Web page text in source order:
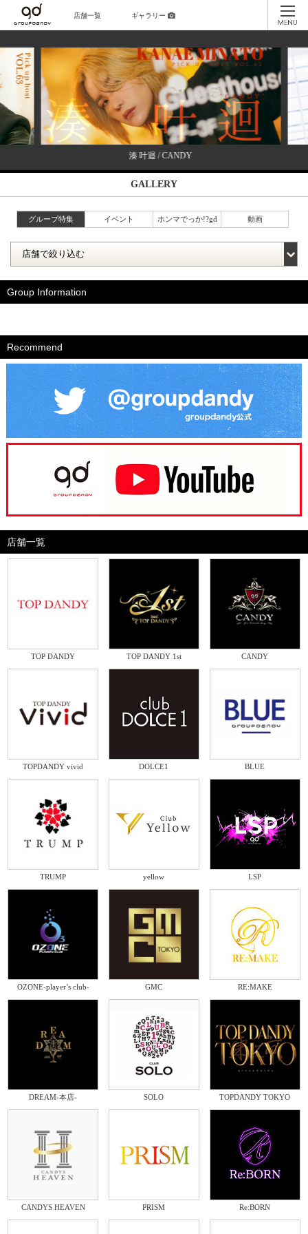
店舗一覧 ギャラリー
湊 叶迴 / CANDY
GALLERY
グループ特集 イベント ホンマでっか!?gd 動画
Group Information
Recommend
店舗一覧
TOP DANDY TOP DANDY 1st CANDY
TOPDANDY vivid DOLCE1 BLUE
TRUMP yellow LSP
OZONE-player’s club- GMC RE:MAKE
DREAM-本店- SOLO TOPDANDY TOKYO
CANDYS HEAVEN PRISM Re:BORN